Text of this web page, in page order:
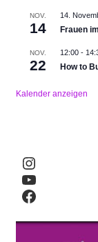
NOV.
14
14.
Frauen
NOV.
22
12:00-
How to
Kalender anzeigen
Instagram
YouTube
Facebook